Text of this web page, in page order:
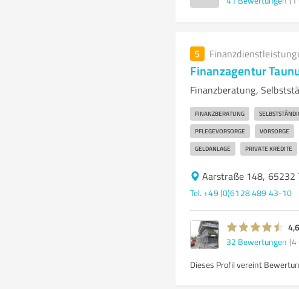
5
Finanzagentur
Finanzberatung,
FINANZBERATUNG
PFLEGEVORSORGE VORSORGE
GELDANLAGE PRIVATE KREDITE
Aarstraße 148, 65232
Tel. +49 (0)6128 489 43-10
32 Bewertungen (4
Dieses Profil vereint